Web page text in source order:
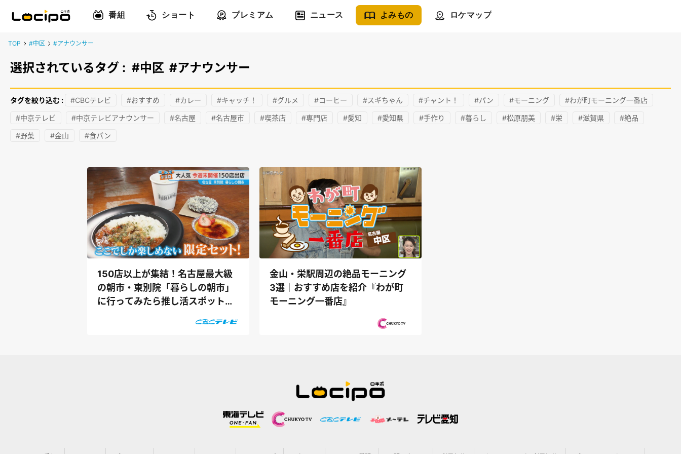
番組 ショート プレミアム ニュース よみもの ロケマップ
TOP #中区 #アナウンサー
選択されているタグ : #中区 #アナウンサー
タグを絞り込む : #CBCテレビ #おすすめ #カレー #キャッチ！ #グルメ #コーヒー #スギちゃん #チャント！ #パン #モーニング #わが町モーニング一番店
#中京テレビ #中京テレビアナウンサー #名古屋 #名古屋市 #喫茶店 #専門店 #愛知 #愛知県 #手作り #暮らし #松原朋美 #栄 #滋賀県 #絶品
#野菜 #金山 #食パン
150店以上が集結！名古屋最大級
の朝市・東別院「暮らしの朝市」
に行ってみたら推し活スポットだ
金山・栄駅周辺の絶品モーニング
3選｜おすすめ店を紹介『わが町
モーニング一番店』